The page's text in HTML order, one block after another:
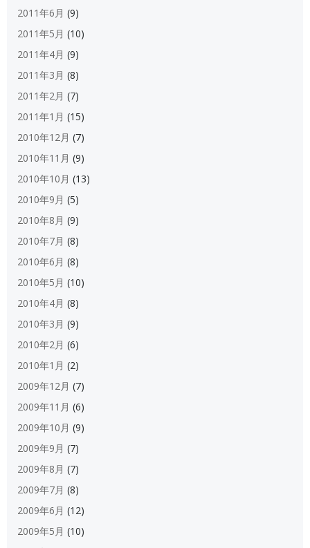
2011年6月 (9)
2011年5月 (10)
2011年4月 (9)
2011年3月 (8)
2011年2月 (7)
2011年1月 (15)
2010年12月 (7)
2010年11月 (9)
2010年10月 (13)
2010年9月 (5)
2010年8月 (9)
2010年7月 (8)
2010年6月 (8)
2010年5月 (10)
2010年4月 (8)
2010年3月 (9)
2010年2月 (6)
2010年1月 (2)
2009年12月 (7)
2009年11月 (6)
2009年10月 (9)
2009年9月 (7)
2009年8月 (7)
2009年7月 (8)
2009年6月 (12)
2009年5月 (10)